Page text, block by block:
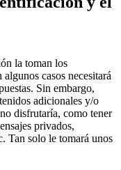
la toman los
casos necesitará
Sin embargo,
adicionales y/o
disfrutaría, como tener
privados,
Tan solo le tomará unos